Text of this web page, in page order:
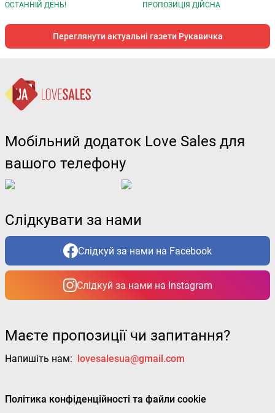
ОСТАННІЙ ДЕНЬ!
ПРОПОЗИЦІЯ ДІЙСНА
Переглянути актуальні газети Рукавичка
Мобільний додаток Love Sales для
вашого телефону
Слідкувати за нами
Слідкуй за нами на Facebook
Слідкуй за нами на Instagram
Маєте пропозиції чи запитання?
Напишіть нам: lovesalesua@gmail.com
Політика конфіденційності та файли cookie